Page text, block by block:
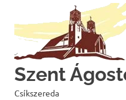
content
Szent
Csíkszereda